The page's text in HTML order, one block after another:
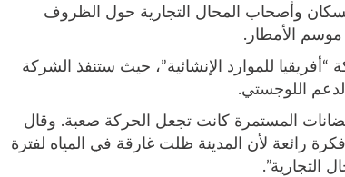
وأصحاب المحال التجارية حول الظروف
موسم الأمطار.
للموارد الإنشائية”، حيث ستنفذ الشركة
اللوجستي.
المستمرة كانت تجعل الحركة صعبة. وقال
رائعة لأن المدينة ظلت غارقة في المياه لفترة
التجارية”.